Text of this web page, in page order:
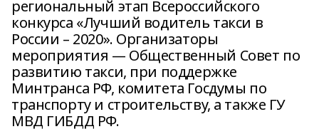
региональный этап Всероссийского
конкурса «Лучший водитель такси в
России – 2020». Организаторы
мероприятия — Общественный Совет по
развитию такси, при поддержке
Минтранса РФ, комитета Госдумы по
транспорту и строительству, а также ГУ
МВД ГИБДД РФ.